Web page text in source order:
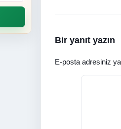
Bir yanıt yazın
E-posta adresiniz